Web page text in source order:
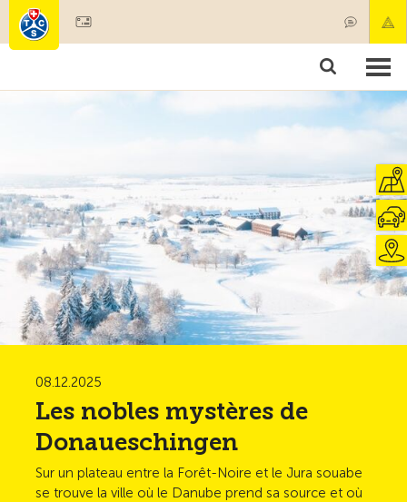
Membres & prestations
08.12.2025
Les nobles mystères de
Donaueschingen
Sur un plateau entre la Forêt-Noire et le Jura souabe
se trouve la ville où le Danube prend sa source et où